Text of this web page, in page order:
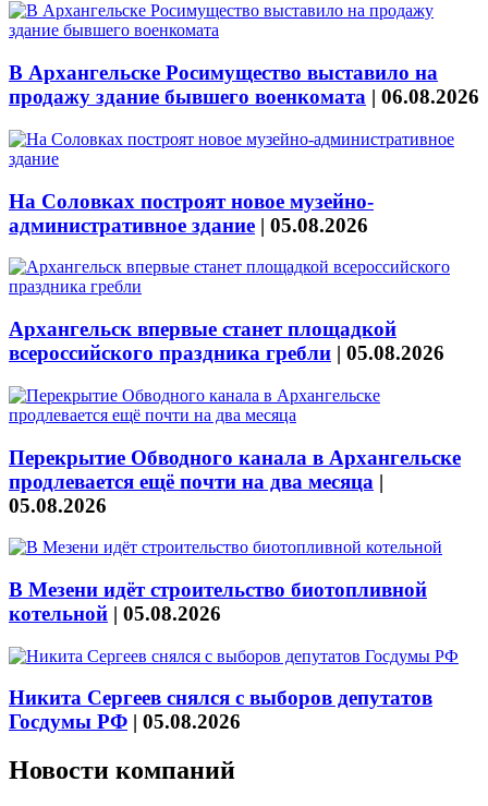
В Архангельске Росимущество выставило на
продажу здание бывшего военкомата | 06.08.2026
На Соловках построят новое музейно-
административное здание | 05.08.2026
Архангельск впервые станет площадкой
всероссийского праздника гребли | 05.08.2026
Перекрытие Обводного канала в Архангельске
продлевается ещё почти на два месяца |
05.08.2026
В Мезени идёт строительство биотопливной
котельной | 05.08.2026
Никита Сергеев снялся с выборов депутатов
Госдумы РФ | 05.08.2026
Новости компаний